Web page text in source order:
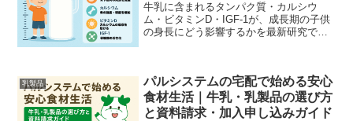
牛乳に含まれるタンパク質・カルシウ
ム・ビタミンD・IGF‑1が、成長期の子供
の身長にどう影響するかを最新研究で解
乳製品
パルシステムの宅配で始める安心
食材生活｜牛乳・乳製品の選び方
と資料請求・加入申し込みガイド